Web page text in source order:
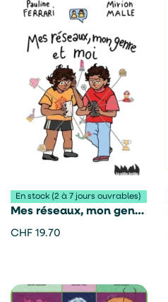
En stock (2 à 7 jours ouvrables)
Mes réseaux, mon genre
et moi – Pauline Ferrari
CHF 19.70